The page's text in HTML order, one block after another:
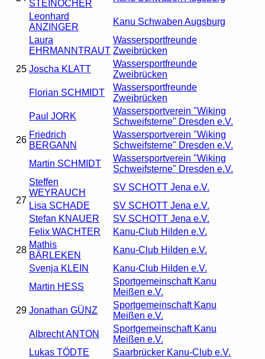
STEINOCHER
Leonhard
ANZINGER
Kanu Schwaben Augsburg
25
Laura
EHRMANNTRAUT
Wassersportfreunde
Zweibrücken
Joscha KLATT
Wassersportfreunde
Zweibrücken
Florian SCHMIDT
Wassersportfreunde
Zweibrücken
26
Paul JORK
Wassersportverein "Wiking
Schweifsterne" Dresden e.V.
Friedrich
BERGANN
Wassersportverein "Wiking
Schweifsterne" Dresden e.V.
Martin SCHMIDT
Wassersportverein "Wiking
Schweifsterne" Dresden e.V.
27
Steffen
WEYRAUCH
SV SCHOTT Jena e.V.
Lisa SCHADE
SV SCHOTT Jena e.V.
Stefan KNAUER
SV SCHOTT Jena e.V.
28
Felix WACHTER
Kanu-Club Hilden e.V.
Mathis
BÄRLEKEN
Kanu-Club Hilden e.V.
Svenja KLEIN
Kanu-Club Hilden e.V.
29
Martin HESS
Sportgemeinschaft Kanu
Meißen e.V.
Jonathan GÜNZ
Sportgemeinschaft Kanu
Meißen e.V.
Albrecht ANTON
Sportgemeinschaft Kanu
Meißen e.V.
Lukas TÖDTE
Saarbrücker Kanu-Club e.V.